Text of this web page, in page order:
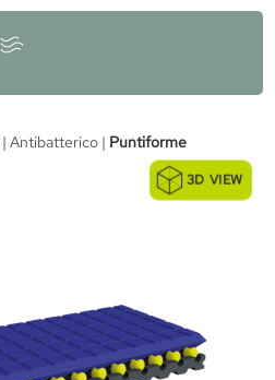
|Antibatterico | Puntiforme
3D VIEW